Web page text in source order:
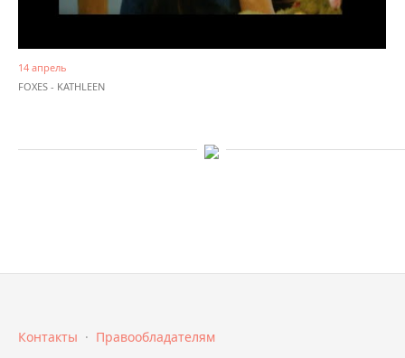
14 апрель
FOXES - KATHLEEN
Контакты · Правообладателям